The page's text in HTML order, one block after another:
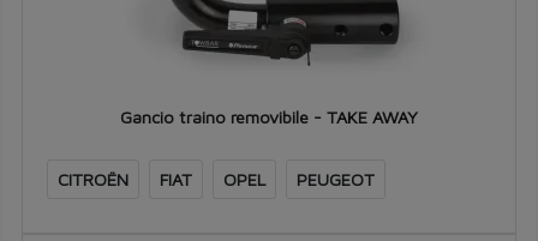
Gancio traino removibile - TAKE AWAY
CITROËN FIAT OPEL PEUGEOT